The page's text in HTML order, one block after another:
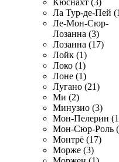
Кюснахт (3)
Ла Тур-де-Пей
Ле-Мон-Сюр-
Лозанна (3)
Лозанна (17)
Лойк (1)
Локо (1)
Лоне (1)
Лугано (21)
Ми (2)
Минузио (3)
Мон-Пелерин
Мон-Сюр-Роль
Монтрё (17)
Морже (3)